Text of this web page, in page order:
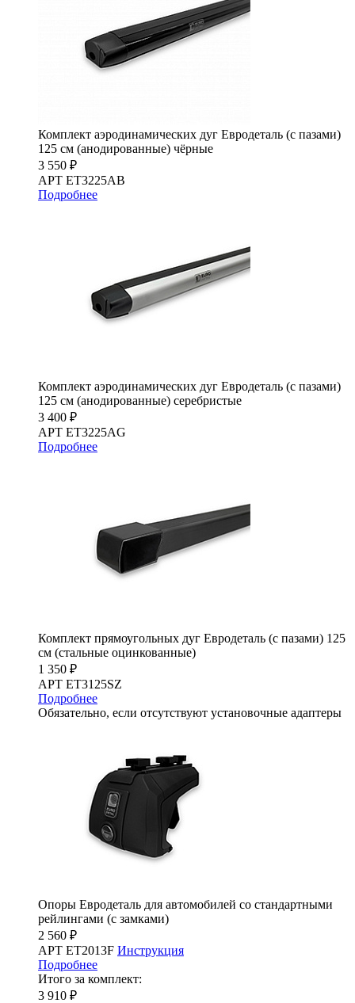
Комплект аэродинамических дуг Евродеталь (с пазами)
125 см (анодированные) чёрные
3 550 ₽
АРТ ET3225AB
Подробнее
Комплект аэродинамических дуг Евродеталь (с пазами)
125 см (анодированные) серебристые
3 400 ₽
АРТ ET3225AG
Подробнее
Комплект прямоугольных дуг Евродеталь (с пазами) 125
см (стальные оцинкованные)
1 350 ₽
АРТ ET3125SZ
Подробнее
Обязательно, если отсутствуют установочные адаптеры
Опоры Евродеталь для автомобилей со стандартными
рейлингами (с замками)
2 560 ₽
АРТ ET2013F Инструкция
Подробнее
Итого за комплект:
3 910 ₽